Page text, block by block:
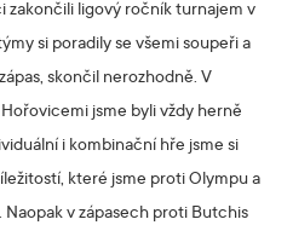
zakončili ligový ročník turnajem v
si poradily se všemi soupeři a
skončil nerozhodně. V
jsme byli vždy herně
i kombinační hře jsme si
které jsme proti Olympu a
v zápasech proti Butchis